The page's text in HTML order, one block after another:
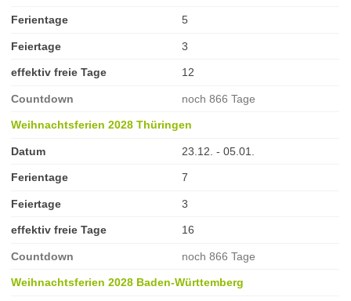
Ferientage 5
Feiertage 3
effektiv freie Tage 12
Countdown noch 866 Tage
Weihnachtsferien 2028 Thüringen
Datum 23.12. - 05.01.
Ferientage 7
Feiertage 3
effektiv freie Tage 16
Countdown noch 866 Tage
Weihnachtsferien 2028 Baden-Württemberg